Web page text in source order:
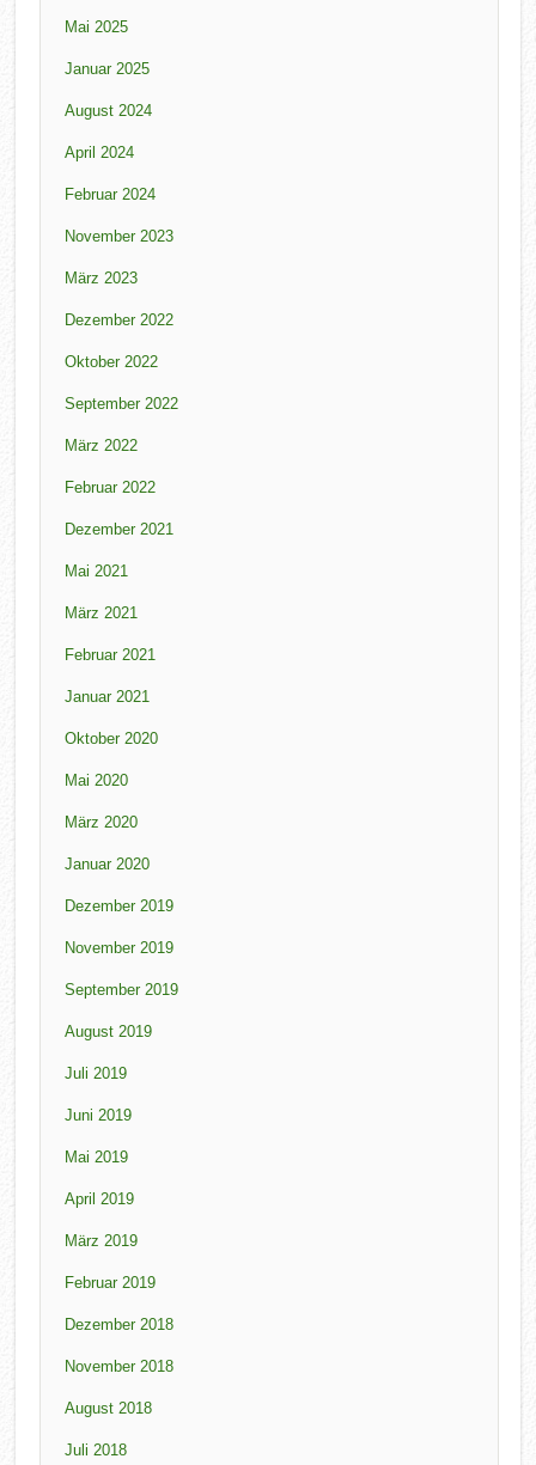
Mai 2025
Januar 2025
August 2024
April 2024
Februar 2024
November 2023
März 2023
Dezember 2022
Oktober 2022
September 2022
März 2022
Februar 2022
Dezember 2021
Mai 2021
März 2021
Februar 2021
Januar 2021
Oktober 2020
Mai 2020
März 2020
Januar 2020
Dezember 2019
November 2019
September 2019
August 2019
Juli 2019
Juni 2019
Mai 2019
April 2019
März 2019
Februar 2019
Dezember 2018
November 2018
August 2018
Juli 2018